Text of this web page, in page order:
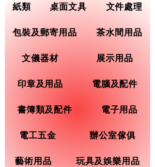
紙類 桌面文具 文件處理
包裝及郵寄用品 茶水間用品
文儀器材 展示用品
印章及用品 電腦及配件
書簿類及配件 電子用品
電工五金 辦公室傢俱
藝術用品 玩具及娛樂用品